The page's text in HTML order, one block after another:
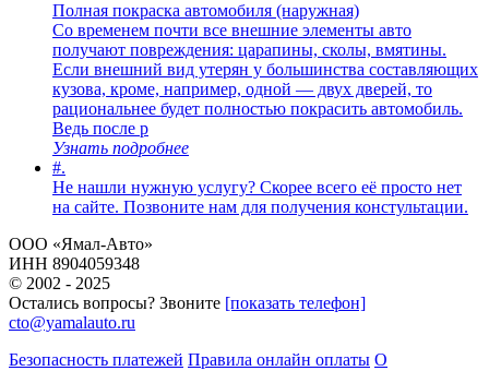
Полная покраска автомобиля (наружная)
Со временем почти все внешние элементы авто
получают повреждения: царапины, сколы, вмятины.
Если внешний вид утерян у большинства составляющих
кузова, кроме, например, одной — двух дверей, то
рациональнее будет полностью покрасить автомобиль.
Ведь после р
Узнать подробнее
#.
Не нашли нужную услугу? Скорее всего её просто нет
на сайте. Позвоните нам для получения констультации.
ООО «Ямал-Авто»
ИНН 8904059348
© 2002 - 2025
Остались вопросы? Звоните [показать телефон]
cto@yamalauto.ru
Безопасность платежей Правила онлайн оплаты О